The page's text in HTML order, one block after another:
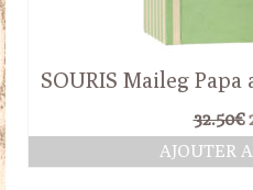
SOURIS Maileg
32.50€
AJOUTER